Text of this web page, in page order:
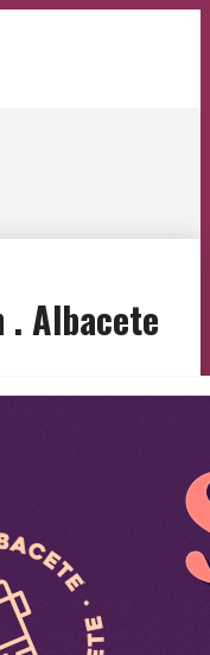
. Albacete